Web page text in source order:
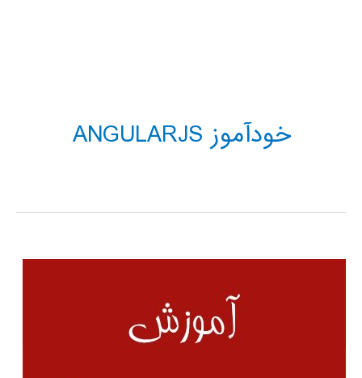
خودآموز ANGULARJS